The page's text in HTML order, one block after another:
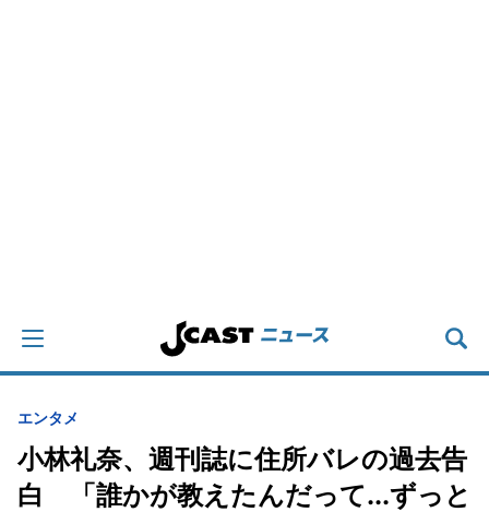
エンタメ
小林礼奈、週刊誌に住所バレの過去告
白 「誰かが教えたんだって...ずっと